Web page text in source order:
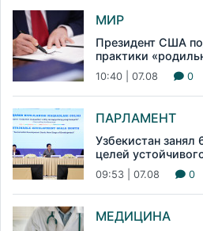
МИР
Президент США
практики
10:40 | 07.08 0
ПАРЛАМЕНТ
Узбекистан
целей
09:53 | 07.08 0
МЕДИЦИНА